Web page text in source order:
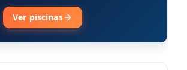
Ver piscinas